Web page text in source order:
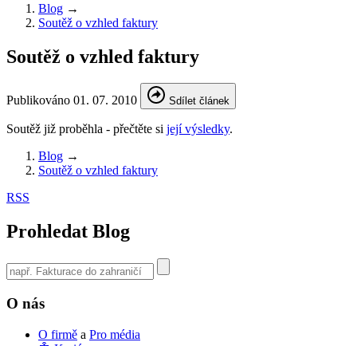
Blog →
Soutěž o vzhled faktury
Soutěž o vzhled faktury
Publikováno 01. 07. 2010 Sdílet článek
Soutěž již proběhla - přečtěte si její výsledky.
Blog →
Soutěž o vzhled faktury
RSS
Prohledat Blog
Use
the
O nás
O firmě a Pro média